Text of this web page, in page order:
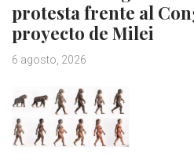
protesta frente al
proyecto de Milei
6 agosto, 2026